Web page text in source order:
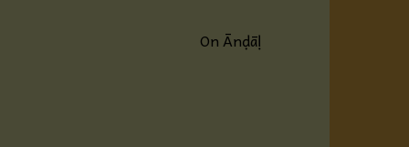
On Ānḍāḷ